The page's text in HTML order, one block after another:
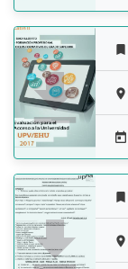






